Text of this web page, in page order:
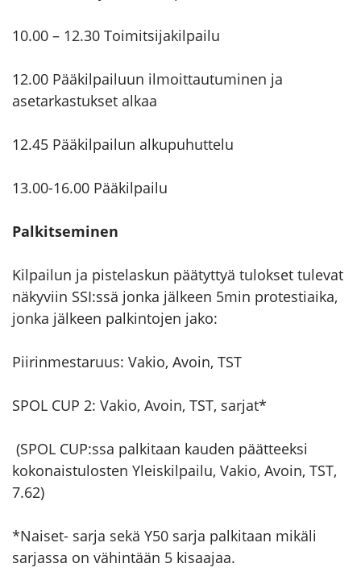
10.00 – 12.30 Toimitsijakilpailu
12.00 Pääkilpailuun ilmoittautuminen ja
asetarkastukset alkaa
12.45 Pääkilpailun alkupuhuttelu
13.00-16.00 Pääkilpailu
Palkitseminen
Kilpailun ja pistelaskun päätyttyä tulokset tulevat
näkyviin SSI:ssä jonka jälkeen 5min protestiaika,
jonka jälkeen palkintojen jako:
Piirinmestaruus: Vakio, Avoin, TST
SPOL CUP 2: Vakio, Avoin, TST, sarjat*
(SPOL CUP:ssa palkitaan kauden päätteeksi
kokonaistulosten Yleiskilpailu, Vakio, Avoin, TST,
7.62)
*Naiset- sarja sekä Y50 sarja palkitaan mikäli
sarjassa on vähintään 5 kisaajaa.